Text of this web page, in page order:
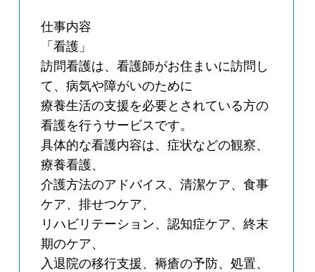
仕事内容
「看護」
訪問看護は、看護師がお住まいに訪問し
て、病気や障がいのために
療養生活の支援を必要とされている方の
看護を行うサービスです。
具体的な看護内容は、症状などの観察、
療養看護、
介護方法のアドバイス、清潔ケア、食事
ケア、排せつケア、
リハビリテーション、認知症ケア、終末
期のケア、
入退院の移行支援、褥瘡の予防、処置、